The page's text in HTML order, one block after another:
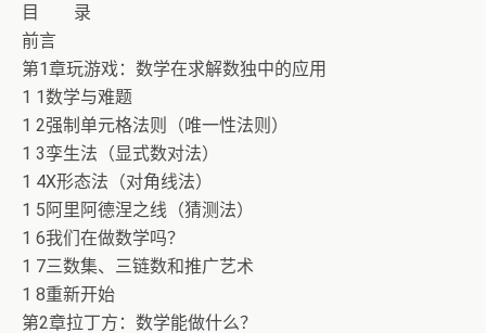
目 录
前言
第1章玩游戏：数学在求解数独中的应用
1 1数学与难题
1 2强制单元格法则（唯一性法则）
1 3孪生法（显式数对法）
1 4X形态法（对角线法）
1 5阿里阿德涅之线（猜测法）
1 6我们在做数学吗？
1 7三数集、三链数和推广艺术
1 8重新开始
第2章拉丁方：数学能做什么？